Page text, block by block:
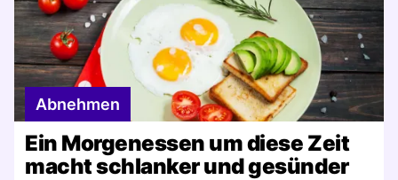
Abnehmen
Ein Morgenessen um diese Zeit
macht schlanker und gesünder